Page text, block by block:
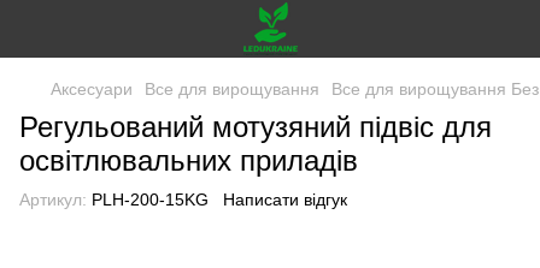
Аксесуари Все для вирощування Все для вирощування
Регульований мотузяний підвіс для
освітлювальних приладів
Артикул: PLH-200-15KG Написати відгук